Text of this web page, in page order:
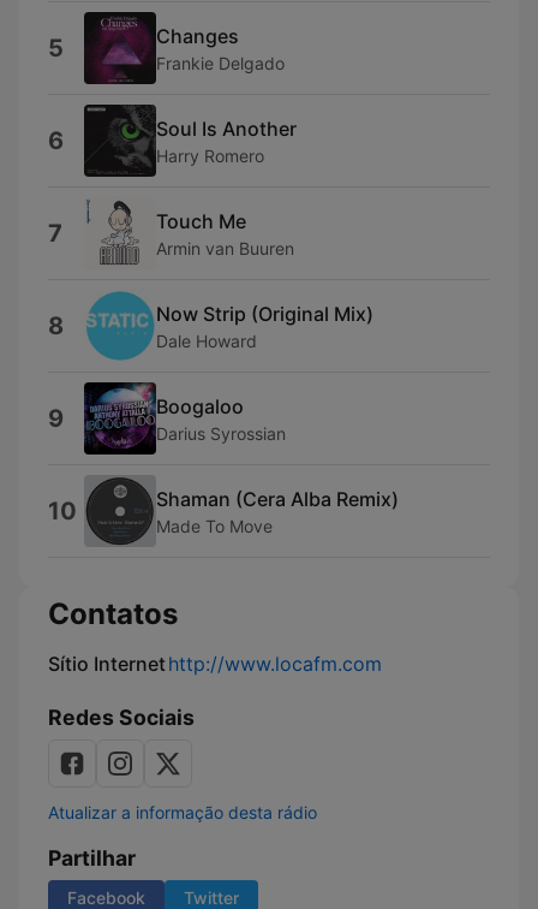
5 Changes
Frankie Delgado
6 Soul Is Another
Harry Romero
7 Touch Me
Armin van Buuren
8 Now Strip (Original Mix)
Dale Howard
9 Boogaloo
Darius Syrossian
10 Shaman (Cera Alba Remix)
Made To Move
Contatos
Sítio Internethttp://www.locafm.com
Redes Sociais
Atualizar a informação desta rádio
Partilhar
Facebook Twitter